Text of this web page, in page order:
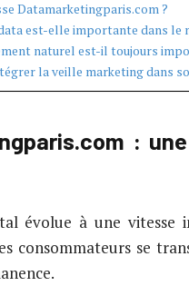
Datamarketingparis.com ?
est-elle importante dans le
naturel est-il toujours
la veille marketing dans
:
évolue à une vitesse
consommateurs se